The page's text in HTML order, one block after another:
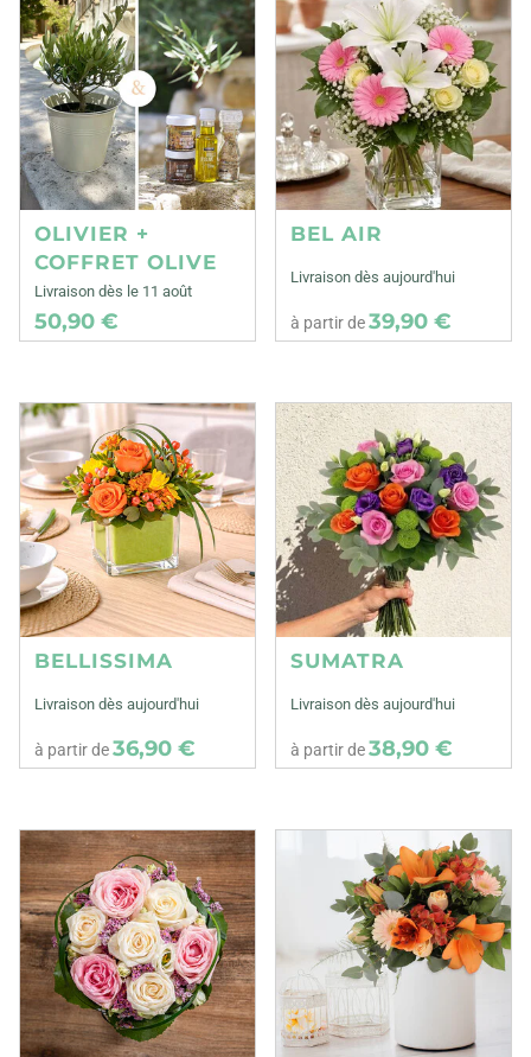
OLIVIER +
COFFRET OLIVE
Livraison dès le 11 août
50,90 €
BEL AIR
Livraison dès aujourd'hui
à partir de39,90 €
BELLISSIMA
Livraison dès aujourd'hui
à partir de36,90 €
SUMATRA
Livraison dès aujourd'hui
à partir de38,90 €